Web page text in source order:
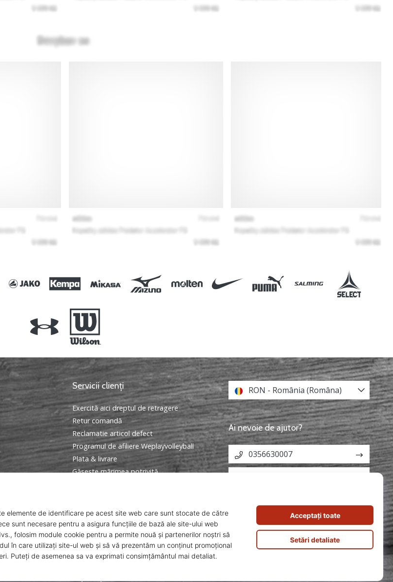
Servicii clienți
Exercită aici dreptul de retragere
Retur comandă
Reclamatie articol defect
Programul de afiliere Weplayvolleyball
Plata & livrare
Găseşte mărimea potrivită
Politica de confidentialitate
Programul Ambasador
ANPC
RON - România (Româna)
Ai nevoie de ajutor?
0356630007